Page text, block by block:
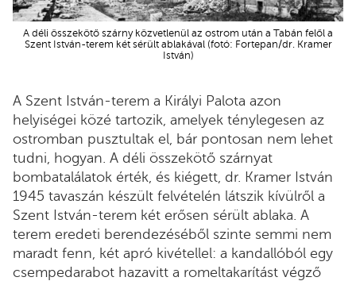
A déli összekötő szárny közvetlenül az ostrom után a Tabán felől a
Szent István-terem két sérült ablakával (fotó: Fortepan/dr. Kramer
István)
A Szent István-terem a Királyi Palota azon
helyiségei közé tartozik, amelyek ténylegesen az
ostromban pusztultak el, bár pontosan nem lehet
tudni, hogyan. A déli összekötő szárnyat
bombatalálatok érték, és kiégett, dr. Kramer István
1945 tavaszán készült felvételén látszik kívülről a
Szent István-terem két erősen sérült ablaka. A
terem eredeti berendezéséből szinte semmi nem
maradt fenn, két apró kivétellel: a kandallóból egy
csempedarabot hazavitt a romeltakarítást végző